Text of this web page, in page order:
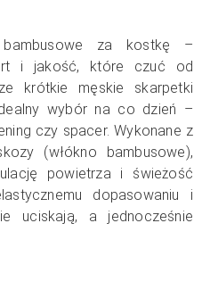
za kostkę –
i jakość, które czuć od
krótkie męskie skarpetki
wybór na co dzień –
czy spacer. Wykonane z
(włókno bambusowe),
powietrza i świeżość
dopasowaniu i
uciskają, a jednocześnie